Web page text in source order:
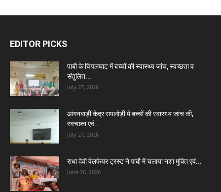
EDITOR PICKS
पाबौ के चिपलघाट में बच्चों की स्वास्थ्य जांच, स्वच्छता व
संतुलित...
July 27, 2026
आंगनबाड़ी केंद्र सपलोड़ी में बच्चों की स्वास्थ्य जांच की,
स्वच्छता एवं...
July 27, 2026
राधा देवी वेलफेयर ट्रस्ट ने पाबौ में चलाया नशा मुक्ति एवं...
June 26, 2026